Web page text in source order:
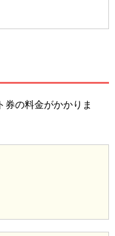
券の料金がかかりま